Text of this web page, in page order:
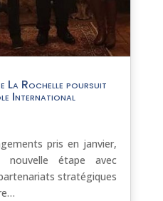
La Rochelle poursuit
International
pris en janvier,
étape avec
stratégiques